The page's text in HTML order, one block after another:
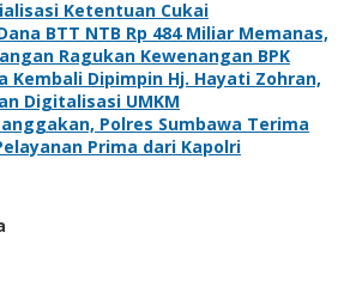
Ketentuan Cukai
BTT NTB Rp 484 Miliar Memanas,
Ragukan Kewenangan BPK
Kembali Dipimpin Hj. Hayati Zohran,
Digitalisasi UMKM
Polres Sumbawa Terima
Prima dari Kapolri